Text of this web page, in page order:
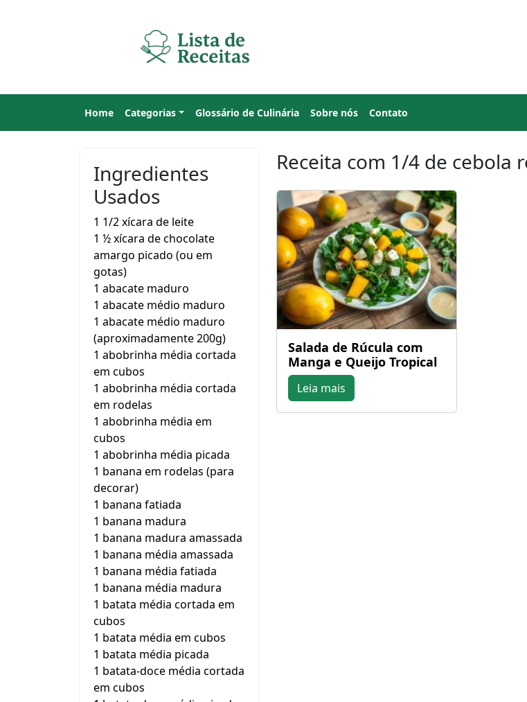
Home Categorias Glossário de Culinária Sobre nós Contato
Ingredientes
Usados
1 1/2 xícara de leite
1 ½ xícara de chocolate
amargo picado (ou em
gotas)
1 abacate maduro
1 abacate médio maduro
1 abacate médio maduro
(aproximadamente 200g)
1 abobrinha média cortada
em cubos
1 abobrinha média cortada
em rodelas
1 abobrinha média em
cubos
1 abobrinha média picada
1 banana em rodelas (para
decorar)
1 banana fatiada
1 banana madura
1 banana madura amassada
1 banana média amassada
1 banana média fatiada
1 banana média madura
1 batata média cortada em
cubos
1 batata média em cubos
1 batata média picada
1 batata-doce média cortada
em cubos
Receita com 1/4 de cebola
Salada de Rúcula com
Manga e Queijo Tropical
Leia mais